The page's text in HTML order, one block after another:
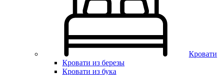
Кровати
Кровати из березы
Кровати из бука